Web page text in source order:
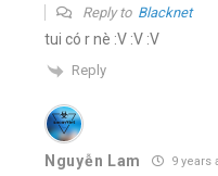
Reply to Blacknet
tui có r nè :V :V :V
Reply
Nguyễn Lam 9 years